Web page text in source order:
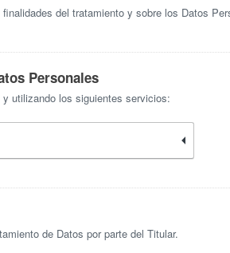
del tratamiento y sobre los Datos
Personales
utilizando los siguientes servicios:
de Datos por parte del Titular.